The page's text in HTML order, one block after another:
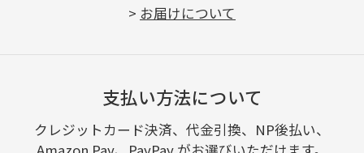
> お届けについて
支払い方法について
クレジットカード決済、代金引換、NP後払い、